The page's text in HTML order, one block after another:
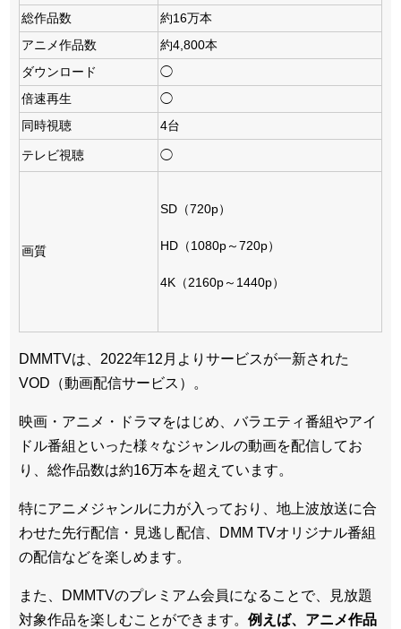
総作品数
約16万本
アニメ作品数
約4,800本
ダウンロード
◯
倍速再生
◯
同時視聴
4台
テレビ視聴 ◯
画質
SD（720p）
HD（1080p～720p）
4K（2160p～1440p）
DMMTVは、2022年12月よりサービスが一新された
VOD（動画配信サービス）。
映画・アニメ・ドラマをはじめ、バラエティ番組やアイ
ドル番組といった様々なジャンルの動画を配信してお
り、総作品数は約16万本を超えています。
特にアニメジャンルに力が入っており、地上波放送に合
わせた先行配信・見逃し配信、DMM TVオリジナル番組
の配信などを楽しめます。
また、DMMTVのプレミアム会員になることで、見放題
対象作品を楽しむことができます。 例えば、アニメ作品